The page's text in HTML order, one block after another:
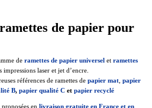
de papier pour
de ramettes de papier universel et ramettes
impressions laser et jet d’encre.
références de ramettes de papier mat papier
B, papier qualité C et papier recyclé
en livraison gratuite en France et en